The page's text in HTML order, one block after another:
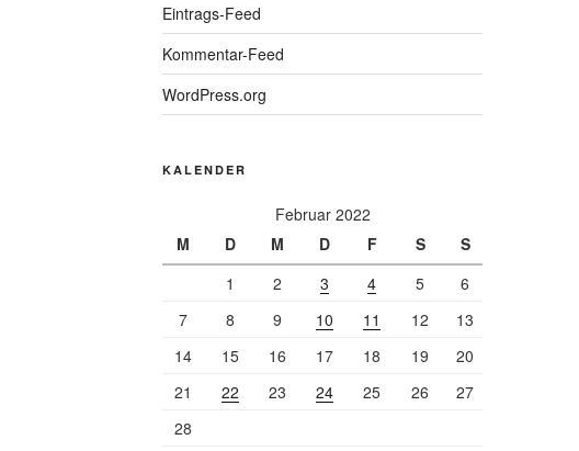
Eintrags-Feed
Kommentar-Feed
WordPress.org
KALENDER
Februar 2022
M
D M D F S
S
1
2 3 4 5
6
7
8 9 10 11 12
13
14
15 16 17 18 19
20
21
22 23 24 25 26
27
28